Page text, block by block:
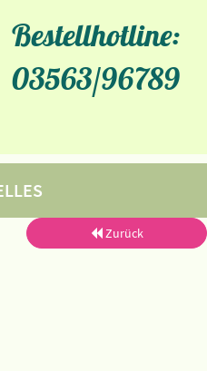
Bestellhotline:
03563/96789
Zurück